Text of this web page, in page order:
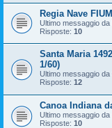
Regia Nave
Ultimo messaggio da
Risposte: 10
Santa Maria
1/60)
Ultimo messaggio da
Risposte: 12
Canoa Indiana
Ultimo messaggio da
Risposte: 10